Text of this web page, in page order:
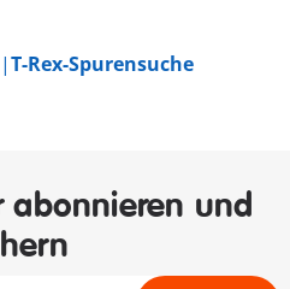
T-Rex-Spurensuche
abonnieren und